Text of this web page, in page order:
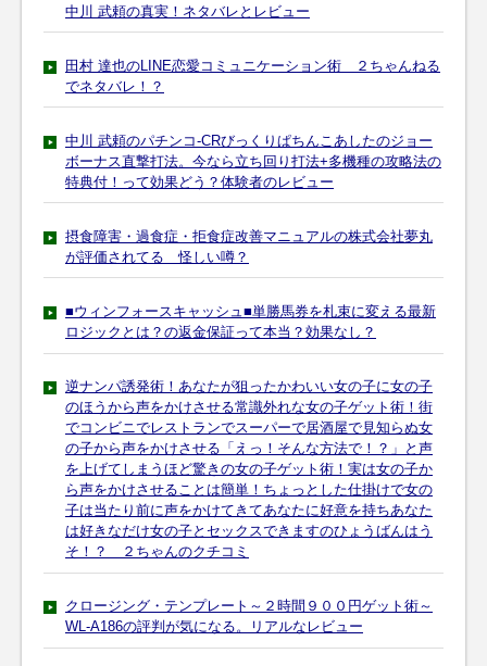
中川 武頼の真実！ネタバレとレビュー
田村 達也のLINE恋愛コミュニケーション術 ２ちゃんねる
でネタバレ！？
中川 武頼のパチンコ-CRびっくりぱちんこあしたのジョー
ボーナス直撃打法。今なら立ち回り打法+多機種の攻略法の
特典付！って効果どう？体験者のレビュー
摂食障害・過食症・拒食症改善マニュアルの株式会社夢丸
が評価されてる 怪しい噂？
■ウィンフォースキャッシュ■単勝馬券を札束に変える最新
ロジックとは？の返金保証って本当？効果なし？
逆ナンパ誘発術！あなたが狙ったかわいい女の子に女の子
のほうから声をかけさせる常識外れな女の子ゲット術！街
でコンビニでレストランでスーパーで居酒屋で見知らぬ女
の子から声をかけさせる「えっ！そんな方法で！？」と声
を上げてしまうほど驚きの女の子ゲット術！実は女の子か
ら声をかけさせることは簡単！ちょっとした仕掛けで女の
子は当たり前に声をかけてきてあなたに好意を持ちあなた
は好きなだけ女の子とセックスできますのひょうばんはう
そ！？ ２ちゃんのクチコミ
クロージング・テンプレート～２時間９００円ゲット術～
WL-A186の評判が気になる。リアルなレビュー